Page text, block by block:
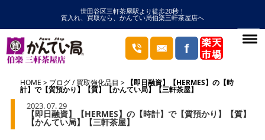
世田谷区三軒茶屋駅より徒歩20秒！
質入れ、買取なら、かんてい局伯楽三軒茶屋店へ
HOME ブログ/買取強化品目 【即日融資】【HERMES】の【時
計】で【質預かり】【質】【かんてい局】【三軒茶屋】
2023. 07. 29
【即日融資】【HERMES】の【時計】で【質預かり】【質】
【かんてい局】【三軒茶屋】